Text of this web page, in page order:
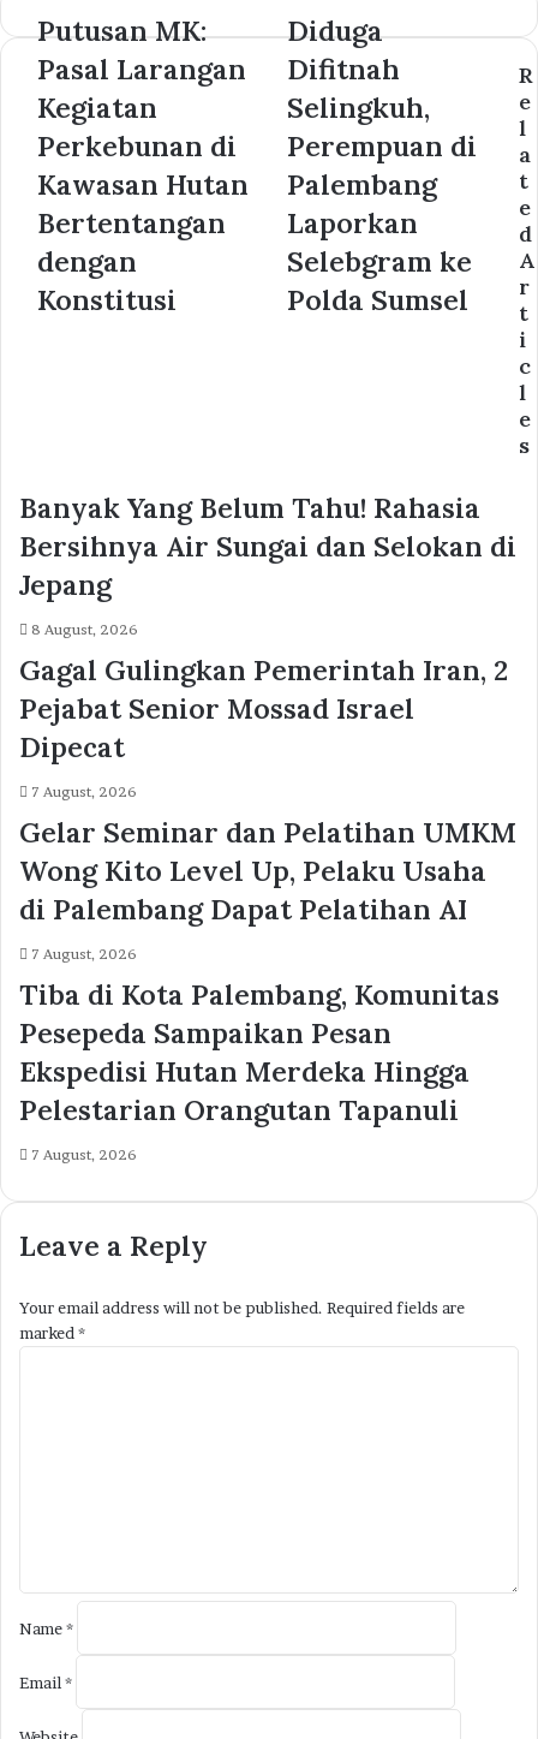
Putusan MK:
Pasal Larangan
Kegiatan
Perkebunan di
Kawasan Hutan
Bertentangan
dengan
Konstitusi
Diduga
Difitnah
Selingkuh,
Perempuan di
Palembang
Laporkan
Selebgram ke
Polda Sumsel
R
e
l
a
t
e
d
A
r
t
i
c
l
e
s
Banyak Yang Belum Tahu! Rahasia
Bersihnya Air Sungai dan Selokan di
Jepang
8 August, 2026
Gagal Gulingkan Pemerintah Iran, 2
Pejabat Senior Mossad Israel
Dipecat
7 August, 2026
Gelar Seminar dan Pelatihan UMKM
Wong Kito Level Up, Pelaku Usaha
di Palembang Dapat Pelatihan AI
7 August, 2026
Tiba di Kota Palembang, Komunitas
Pesepeda Sampaikan Pesan
Ekspedisi Hutan Merdeka Hingga
Pelestarian Orangutan Tapanuli
7 August, 2026
Leave a Reply
Your email address will not be published. Required fields are
marked *
Name*
Email *